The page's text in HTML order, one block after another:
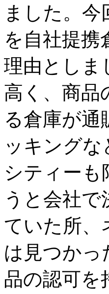
ました。
を自社提携
理由としま
高く、商品
る倉庫が
ッキング
シティーも
うと会社
ていた所、
は見つかっ
品の認可を